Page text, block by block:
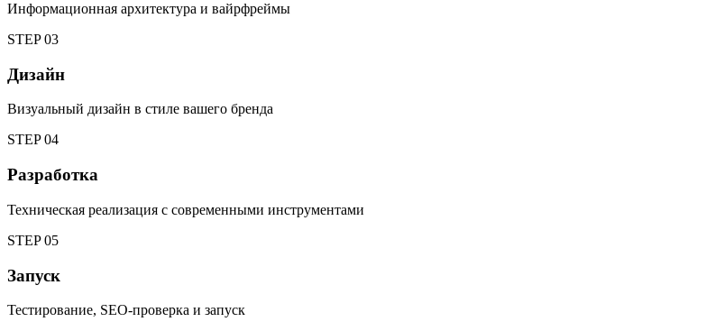
Информационная архитектура и вайрфреймы
STEP03
Дизайн
Визуальный дизайн в стиле вашего бренда
STEP04
Разработка
Техническая реализация с современными инструментами
STEP05
Запуск
Тестирование, SEO-проверка и запуск